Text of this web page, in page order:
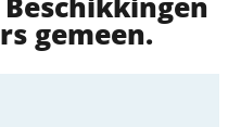
gemeen.